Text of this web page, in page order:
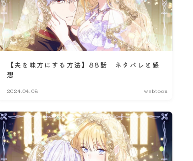
【夫を味方にする方法】88話 ネタバレと感
想
2024.04.08 webtoon